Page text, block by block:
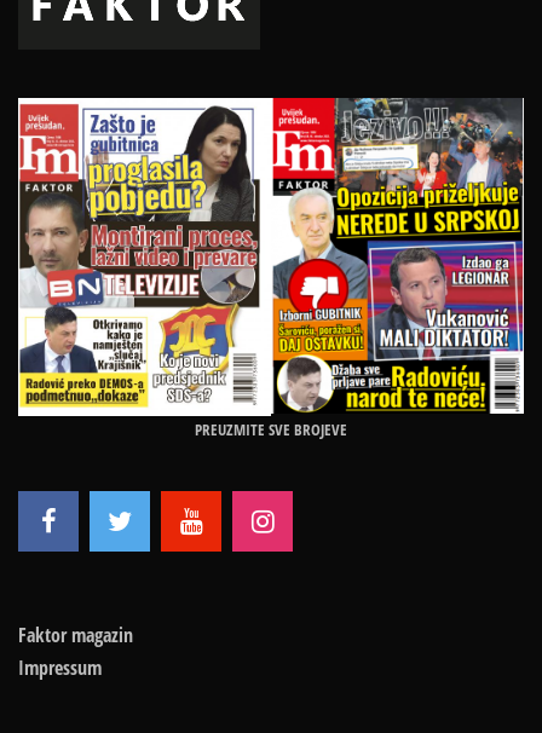
PREUZMITE SVE BROJEVE
Faktor magazin
Impressum